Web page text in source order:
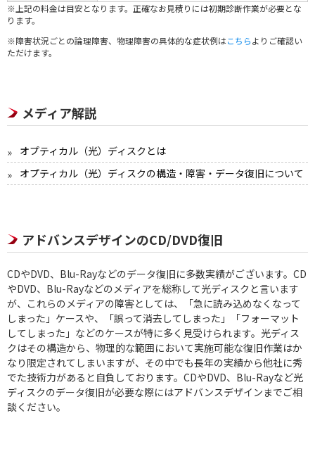
※上記の料金は目安となります。正確なお見積りには初期診断作業が必要とな
ります。
※障害状況ごとの論理障害、物理障害の具体的な症状例はこちらよりご確認い
ただけます。
メディア解説
オプティカル（光）ディスクとは
オプティカル（光）ディスクの構造・障害・データ復旧について
アドバンスデザインのCD/DVD復旧
CDやDVD、Blu-Rayなどのデータ復旧に多数実績がございます。CD
やDVD、Blu-Rayなどのメディアを総称して光ディスクと言います
が、これらのメディアの障害としては、「急に読み込めなくなって
しまった」ケースや、「誤って消去してしまった」「フォーマット
してしまった」などのケースが特に多く見受けられます。光ディス
クはその構造から、物理的な範囲において実施可能な復旧作業はか
なり限定されてしまいますが、その中でも長年の実績から他社に秀
でた技術力があると自負しております。CDやDVD、Blu-Rayなど光
ディスクのデータ復旧が必要な際にはアドバンスデザインまでご相
談ください。